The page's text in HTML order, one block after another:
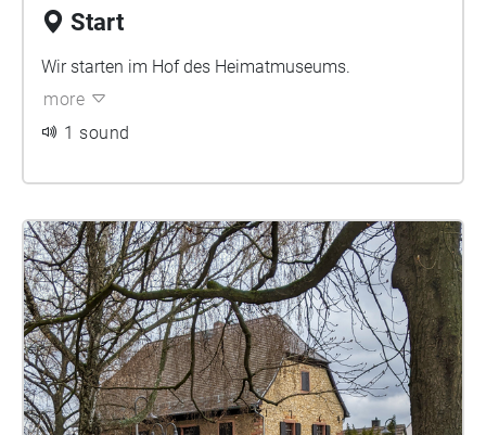
Start
Wir starten im Hof des Heimatmuseums.
more
1 sound